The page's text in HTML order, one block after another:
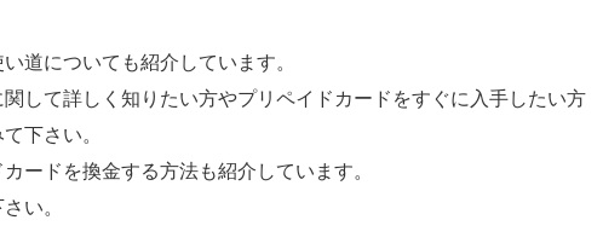
道についても紹介しています。
して詳しく知りたい方やプリペイドカードをすぐに入手したい方
下さい。
ードを換金する方法も紹介しています。
い。